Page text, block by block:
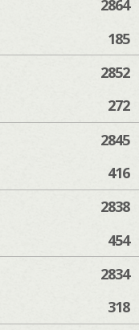
2864
185
2852
272
2845
416
2838
454
2834
318